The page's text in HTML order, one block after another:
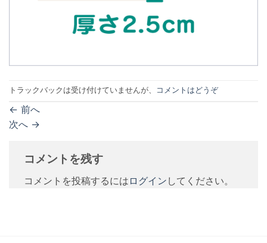
トラックバックは受け付けていませんが、 コメントはどうぞ
← 前へ
次へ →
コメントを残す
コメントを投稿するには ログイン してください。